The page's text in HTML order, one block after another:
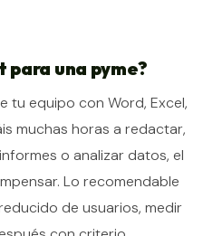
para una pyme?
tu equipo con Word, Excel,
muchas horas a redactar,
o analizar datos, el
Lo recomendable
de usuarios, medir